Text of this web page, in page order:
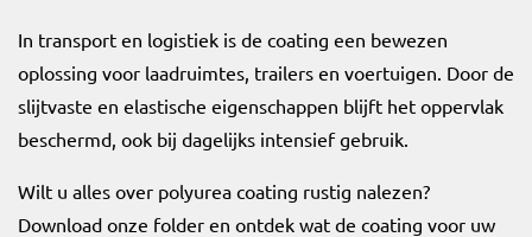
In transport en logistiek is de coating een bewezen
oplossing voor laadruimtes, trailers en voertuigen. Door de
slijtvaste en elastische eigenschappen blijft het oppervlak
beschermd, ook bij dagelijks intensief gebruik.
Wilt u alles over polyurea coating rustig nalezen?
Download onze folder en ontdek wat de coating voor uw